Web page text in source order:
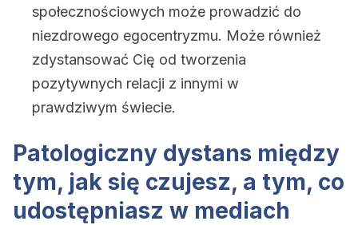
społecznościowych może prowadzić do
niezdrowego egocentryzmu. Może również
zdystansować Cię od tworzenia
pozytywnych relacji z innymi w
prawdziwym świecie.
Patologiczny dystans między
tym, jak się czujesz, a tym, co
udostępniasz w mediach